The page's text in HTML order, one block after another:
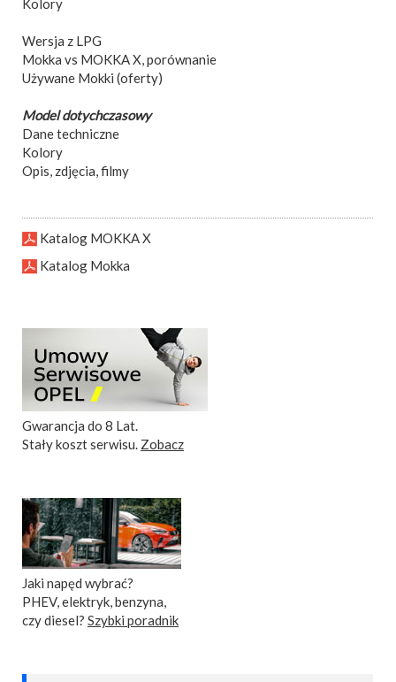
Wersja z LPG
Mokka vs MOKKA X, porównanie
Używane Mokki (oferty)
Model dotychczasowy
Dane techniczne
Kolory
Opis, zdjęcia, filmy
Katalog MOKKA X
Katalog Mokka
Gwarancja do 8 Lat.
Stały koszt serwisu. Zobacz
Jaki napęd wybrać?
PHEV, elektryk, benzyna,
czy diesel? Szybki poradnik